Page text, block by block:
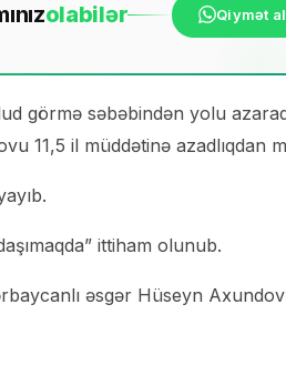
olabilər Qiymət al
görmə səbəbindən yolu
11,5 il müddətinə azadlıqdan
ittiham olunub.
əsgər Hüseyn